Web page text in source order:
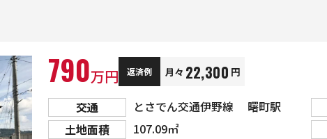
790万円 返済例 月々 22,300 円
交通 とさでん交通伊野線 曙町駅
土地面積
107.09㎡